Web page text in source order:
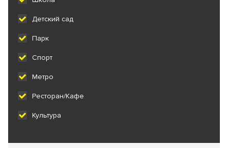
Детский сад
Парк
Спорт
Метро
Ресторан/Кафе
Культура